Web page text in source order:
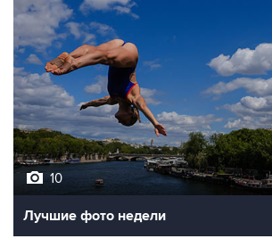
10
Лучшие фото недели